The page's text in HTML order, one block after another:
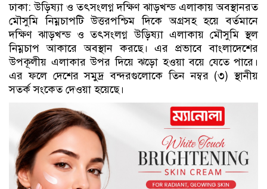
ঢাকা: উড়িষ্যা ও তৎসংলগ্ন দক্ষিণ ঝাড়খন্ড এলাকায় অবস্থানরত
মৌসুমি নিম্নচাপটি উত্তরপশ্চিম দিকে অগ্রসহ হয়ে বর্তমানে
দক্ষিণ ঝাড়খন্ড ও তৎসংলগ্ন উড়িষ্যা এলাকায় মৌসুমি স্থল
নিম্নচাপ আকারে অবস্থান করছে। এর প্রভাবে বাংলাদেশের
উপকূলীয় এলাকার উপর দিয়ে ঝড়ো হওয়া বয়ে যেতে পারে।
এর ফলে দেশের সমুদ্র বন্দরগুলোকে তিন নম্বর (৩) স্থানীয়
সতর্ক সংকেত দেওয়া হয়েছে।